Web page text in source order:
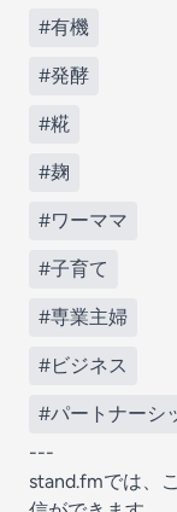
#有機
#発酵
#糀
#麹
#ワーママ
#子育て
#専業主婦
#ビジネス
#パートナーシ
---
stand.fmでは、